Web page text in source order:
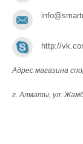
http://
Адрес магазина
г. Алматы, ул.